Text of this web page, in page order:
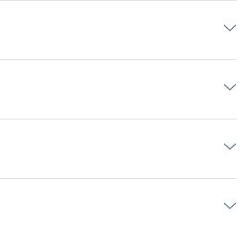
Discovery 900